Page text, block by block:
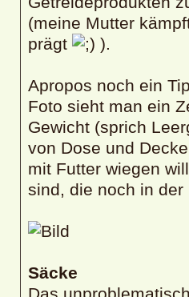
(meine Mutter
prägt
).
Apropos noch ein
Foto sieht man ein
Gewicht (sprich
von Dose und
mit Futter wiegen
sind, die noch in der
Säcke
Das